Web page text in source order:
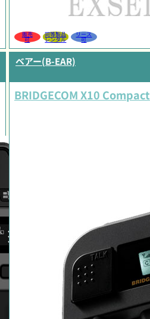
販売
可
同等製品
レンタル
リース
可
ベアー(B-EAR)
BRIDGECOM X10 Compact